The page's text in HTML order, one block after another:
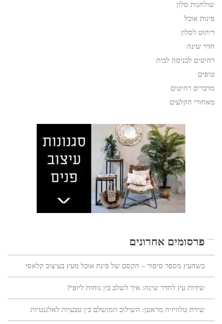
שולחנות סלון
פינות אוכל
ריהוט לסלון
חדר שינה
רהיטים לכניסה לבית
טיפים
מדברים רהיטים
מאחורי הקלעים
פרסומים אחרונים
כשהעץ מספר סיפור – הקסם של פינת אוכל מעץ בעיצוב קלאסי
שידות עץ לחדר שינה: איך לשלב בין נוחות ליופי?
שידת טלוויזיה מראטן: השילוב המושלם בין טבעיות לאלגנטיות